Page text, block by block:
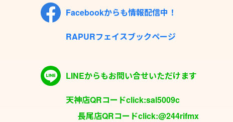
Facebookからも情報配信中！
RAPURフェイスブックページ
LINEからもお問い合せいただけます
天神店QRコードclick:sal5009c
長尾店QRコードclick:@244rifmx